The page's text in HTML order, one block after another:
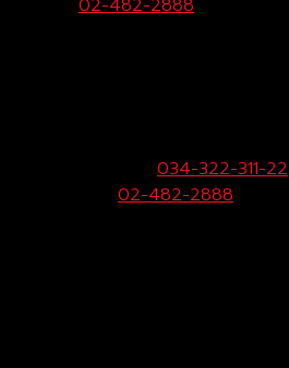
02-482-2888
034-322-311-22
02-482-2888